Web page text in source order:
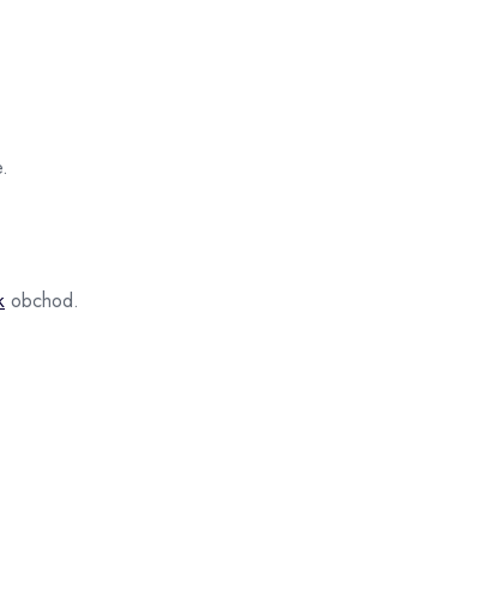
obchod.